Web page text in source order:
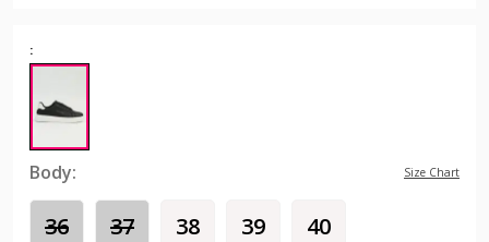
:
Body: Size Chart
36 37 38 39 40